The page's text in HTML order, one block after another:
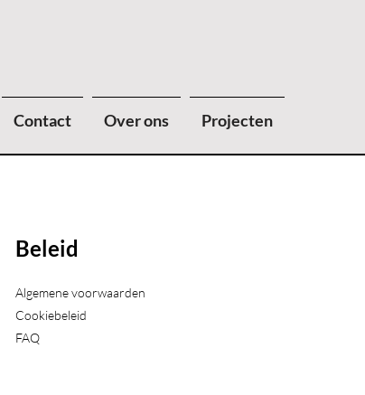
Contact Over ons Projecten
Beleid
Algemene voorwaarden
Cookiebeleid
FAQ